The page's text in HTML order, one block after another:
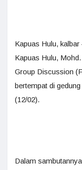
Kapuas Hulu,
Kapuas Hulu,
Group Discussion
bertempat di
(12/02).
Dalam